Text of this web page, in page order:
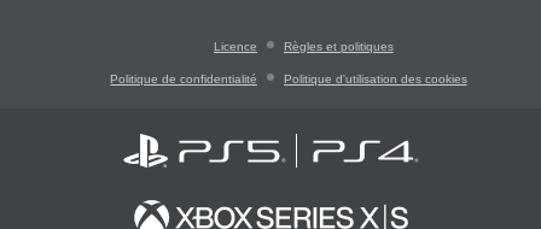
Licence Règles et politiques
Politique de confidentialité Politique d'utilisation des cookies